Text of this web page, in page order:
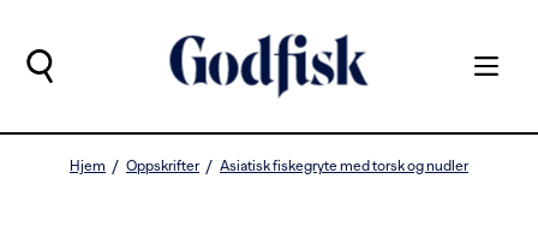
Hjem Oppskrifter Asiatisk fiskegryte med torsk og nudler